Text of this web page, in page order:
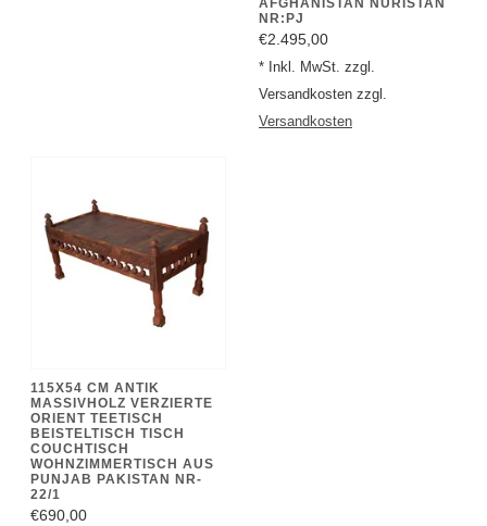
€2.495,00
* Inkl. MwSt. zzgl.
Versandkosten zzgl.
Versandkosten
ORIENT TEETISCH
BEISTELTISCH TISCH
COUCHTISCH
WOHNZIMMERTISCH AUS
PUNJAB PAKISTAN NR-
22/1
€690,00
* Inkl. MwSt. zzgl.